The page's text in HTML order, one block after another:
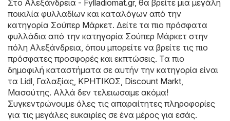
Στο Αλεξάνδρεια - Fylladiomat.gr, θα βρείτε μια μεγάλη
ποικιλία φυλλαδίων και καταλόγων από την
κατηγορία Σούπερ Μάρκετ. Δείτε τα πιο πρόσφατα
φυλλάδια από την κατηγορία Σούπερ Μάρκετ στην
πόλη Αλεξάνδρεια, όπου μπορείτε να βρείτε τις πιο
πρόσφατες προσφορές και εκπτώσεις. Τα πιο
δημοφιλή καταστήματα σε αυτήν την κατηγορία είναι
τα Lidl, Γαλαξίας, ΚΡΗΤΙΚΟΣ, Discount Markt,
Μασούτης. Αλλά δεν τελειωσαμε ακόμα!
Συγκεντρώνουμε όλες τις απαραίτητες πληροφορίες
για τις μεγάλες ευκαιρίες σε ένα μέρος για εσάς.